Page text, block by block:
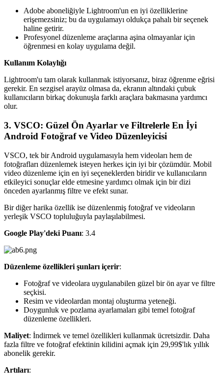
Adobe aboneliğiyle Lightroom'un en iyi özelliklerine
erişemezsiniz; bu da uygulamayı oldukça pahalı bir seçenek
haline getirir.
Profesyonel düzenleme araçlarına aşina olmayanlar için
öğrenmesi en kolay uygulama değil.
Kullanım Kolaylığı
Lightroom'u tam olarak kullanmak istiyorsanız, biraz öğrenme eğrisi
gerekir. En sezgisel arayüz olmasa da, ekranın altındaki çubuk
kullanıcıların birkaç dokunuşla farklı araçlara bakmasına yardımcı
olur.
3. VSCO: Güzel Ön Ayarlar ve Filtrelerle En İyi
Android Fotoğraf ve Video Düzenleyicisi‍
VSCO, tek bir Android uygulamasıyla hem videoları hem de
fotoğrafları düzenlemek isteyen herkes için iyi bir çözümdür. Mobil
video düzenleme için en iyi seçeneklerden biridir ve kullanıcıların
etkileyici sonuçlar elde etmesine yardımcı olmak için bir dizi
önceden ayarlanmış filtre ve efekt sunar.
Bir diğer harika özellik ise düzenlenmiş fotoğraf ve videoların
yerleşik VSCO topluluğuyla paylaşılabilmesi.
Google Play'deki Puanı: 3.4
Düzenleme özellikleri şunları içerir:
Fotoğraf ve videolara uygulanabilen güzel bir ön ayar ve filtre
seçkisi.
Resim ve videolardan montaj oluşturma yeteneği.
Doygunluk ve pozlama ayarlamaları gibi temel fotoğraf
düzenleme özellikleri.
Maliyet: İndirmek ve temel özellikleri kullanmak ücretsizdir. Daha
fazla filtre ve fotoğraf efektinin kilidini açmak için 29,99$'lık yıllık
abonelik gerekir.
Artıları: